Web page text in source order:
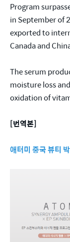
Program
in September of
exported to
Canada and
The serum
moisture loss
oxidation of
[번역본]
애터미 중국 뷰티